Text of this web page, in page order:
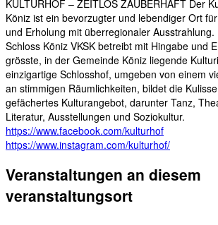
KULTURHOF – ZEITLOS ZAUBERHAFT Der
Köniz ist ein bevorzugter und lebendiger Ort
und Erholung mit überregionaler
Schloss Köniz VKSK betreibt mit Hingabe und
grösste, in der Gemeinde Köniz liegende
einzigartige Schlosshof, umgeben von einem
an stimmigen Räumlichkeiten, bildet die
gefächertes Kulturangebot, darunter Tanz,
Literatur, Ausstellungen und Soziokultur.
https://www.facebook.com/kulturhof
https://www.instagram.com/kulturhof/
Veranstaltungen an diesem
veranstaltungsort